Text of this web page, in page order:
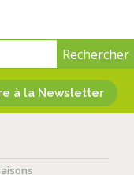
à la Newsletter